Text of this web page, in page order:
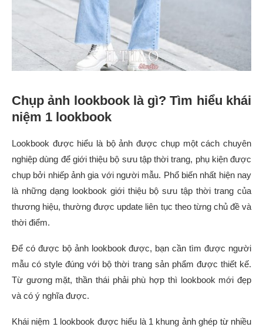
Chụp ảnh lookbook là gì? Tìm hiểu khái
niệm 1 lookbook
Lookbook được hiểu là bộ ảnh được chụp một cách chuyên
nghiệp dùng để giới thiệu bộ sưu tập thời trang, phụ kiện được
chụp bởi nhiếp ảnh gia với người mẫu. Phổ biến nhất hiện nay
là những dạng lookbook giới thiệu bộ sưu tập thời trang của
thương hiệu, thường được update liên tục theo từng chủ đề và
thời điểm.
Để có được bộ ảnh lookbook được, bạn cần tìm được người
mẫu có style đúng với bộ thời trang sản phẩm được thiết kế.
Từ gương mặt, thần thái phải phù hợp thì lookbook mới đẹp
và có ý nghĩa được.
Khái niệm 1 lookbook được hiểu là 1 khung ảnh ghép từ nhiều